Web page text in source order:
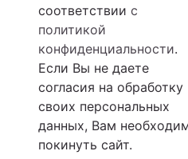
соответствии с
политикой
конфиденциальности.
Если Вы не даете
согласия на обработку
своих персональных
данных, Вам
покинуть сайт.